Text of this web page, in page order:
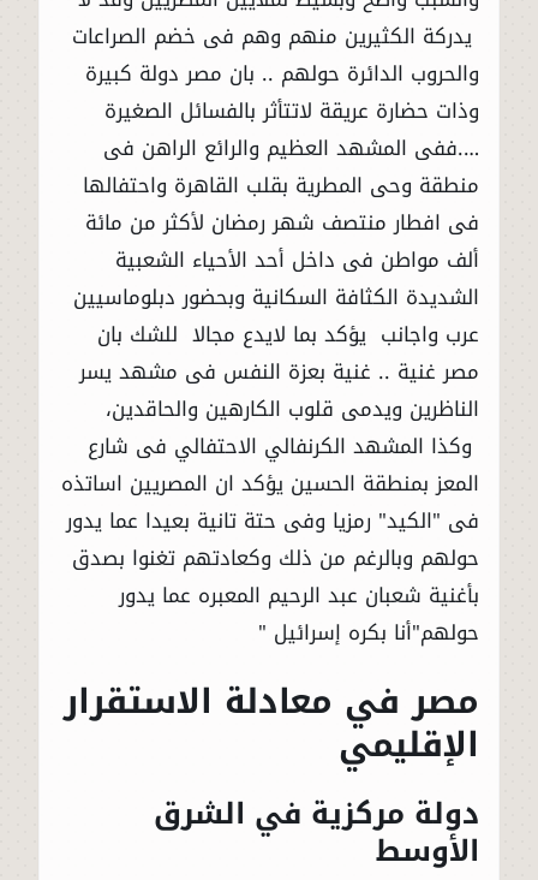
يدركة الكثيرين منهم وهم فى خضم الصراعات
والحروب الدائرة حولهم .. بان مصر دولة كبيرة
وذات حضارة عريقة لاتتأثر بالفسائل الصغيرة
….ففى المشهد العظيم والرائع الراهن فى
منطقة وحى المطرية بقلب القاهرة واحتفالها
فى افطار منتصف شهر رمضان لأكثر من مائة
ألف مواطن فى داخل أحد الأحياء الشعبية
الشديدة الكثافة السكانية وبحضور دبلوماسيين
عرب واجانب يؤكد بما لايدع مجالا للشك بان
مصر غنية .. غنية بعزة النفس فى مشهد يسر
الناظرين ويدمى قلوب الكارهين والحاقدين،
وكذا المشهد الكرنفالي الاحتفالي فى شارع
المعز بمنطقة الحسين يؤكد ان المصريين اساتذه
فى "الكيد" رمزيا وفى حتة تانية بعيدا عما يدور
حولهم وبالرغم من ذلك وكعادتهم تغنوا بصدق
بأغنية شعبان عبد الرحيم المعبره عما يدور
حولهم"أنا بكره إسرائيل "
مصر في معادلة الاستقرار
الإقليمي
دولة مركزية في الشرق
الأوسط